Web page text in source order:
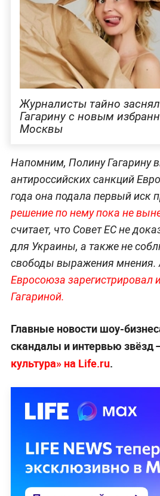
Журналисты тайно
Гагарину с новым
Москвы
Напомним, Полину Гагарину
антироссийских санкций
года она подала первый иск
решение по нему пока не
считает, что Совет ЕС не
для Украины, а также не
свободы выражения мнения.
Евросоюза зарегистрировал
Гагариной.
Главные новости шоу-
скандалы и интервью звёзд
культура» на Life.ru.